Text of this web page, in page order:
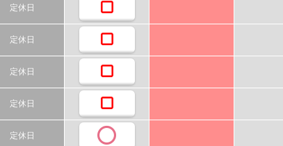
定休日
定休日
定休日
定休日
定休日